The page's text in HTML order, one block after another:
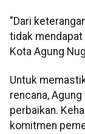
"Dari
tidak mendapat
Kota Agung
Untuk
rencana,
perbaikan.
komitmen